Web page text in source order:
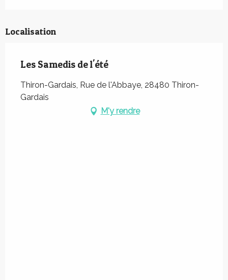
Localisation
Les Samedis de l'été
Thiron-Gardais, Rue de l'Abbaye, 28480 Thiron-
Gardais
M'y rendre